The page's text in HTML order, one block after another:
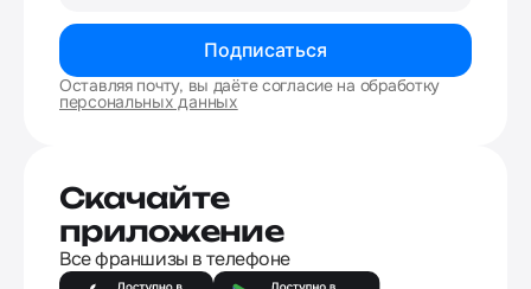
Подписаться
Оставляя почту, вы даёте согласие на обработку
персональных данных
Скачайте
приложение
Все франшизы в телефоне